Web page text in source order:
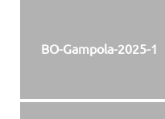
BO-Gampola-2025-1